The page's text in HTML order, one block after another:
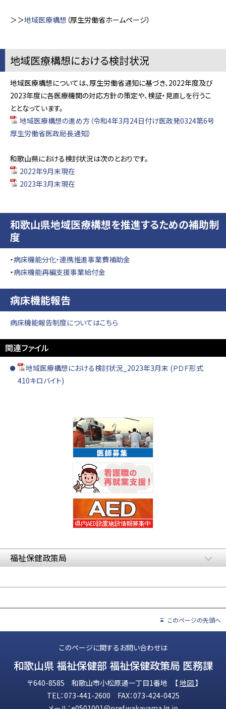
＞＞地域医療構想 （厚生労働省ホームページ）
地域医療構想における検討状況
地域医療構想については、厚生労働省通知に基づき、2022年度及び
2023年度に各医療機関の対応方針の策定や、検証・見直しを行うこ
ととなっています。
地域医療構想の進め方（令和4年3月24日付け医政発0324第6号
厚生労働省医政局長通知）
和歌山県における検討状況は次のとおりです。
2022年9月末現在
2023年3月末現在
和歌山県地域医療構想を推進するための補助制
度
・病床機能分化・連携推進事業費補助金
・病床機能再編支援事業給付金
病床機能報告
病床機能報告制度についてはこちら
関連ファイル
地域医療構想における検討状況_2023年3月末 (ＰＤＦ形式
410キロバイト)
福祉保健政策局
このページの先頭へ
このページに関するお問い合わせは
和歌山県 福祉保健部 福祉保健政策局 医務課
〒640-8585 和歌山市小松原通一丁目1番地 【地図】
TEL：073-441-2600 FAX：073-424-0425